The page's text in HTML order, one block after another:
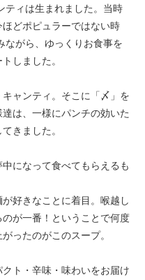
ティは生まれました。当時
どポピュラーではない時
ながら、ゆっくりお食事を
しました。
ャンティ。そこに「〆」を
は、一様にパンチの効いた
きました。
になって食べてもらえるも
好きなことに着目。喉越し
が一番！ということで何度
ったのがこのスープ。
ト・辛味・味わいをお届け